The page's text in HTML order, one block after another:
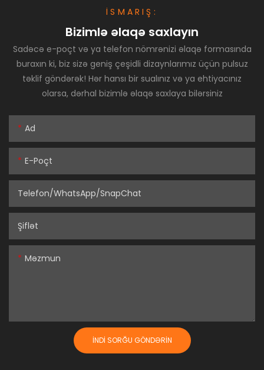
İSMARIŞ:
Bizimlə əlaqə saxlayın
Sadəcə e-poçt və ya telefon nömrənizi əlaqə formasında
buraxın ki, biz sizə geniş çeşidli dizaynlarımız üçün pulsuz
təklif göndərək! Hər hansı bir sualınız və ya ehtiyacınız
olarsa, dərhal bizimlə əlaqə saxlaya bilərsiniz
Ad
E-Poçt
Telefon/WhatsApp/SnapChat
Şiflət
Məzmun
İNDI SORĞU GÖNDƏRIN